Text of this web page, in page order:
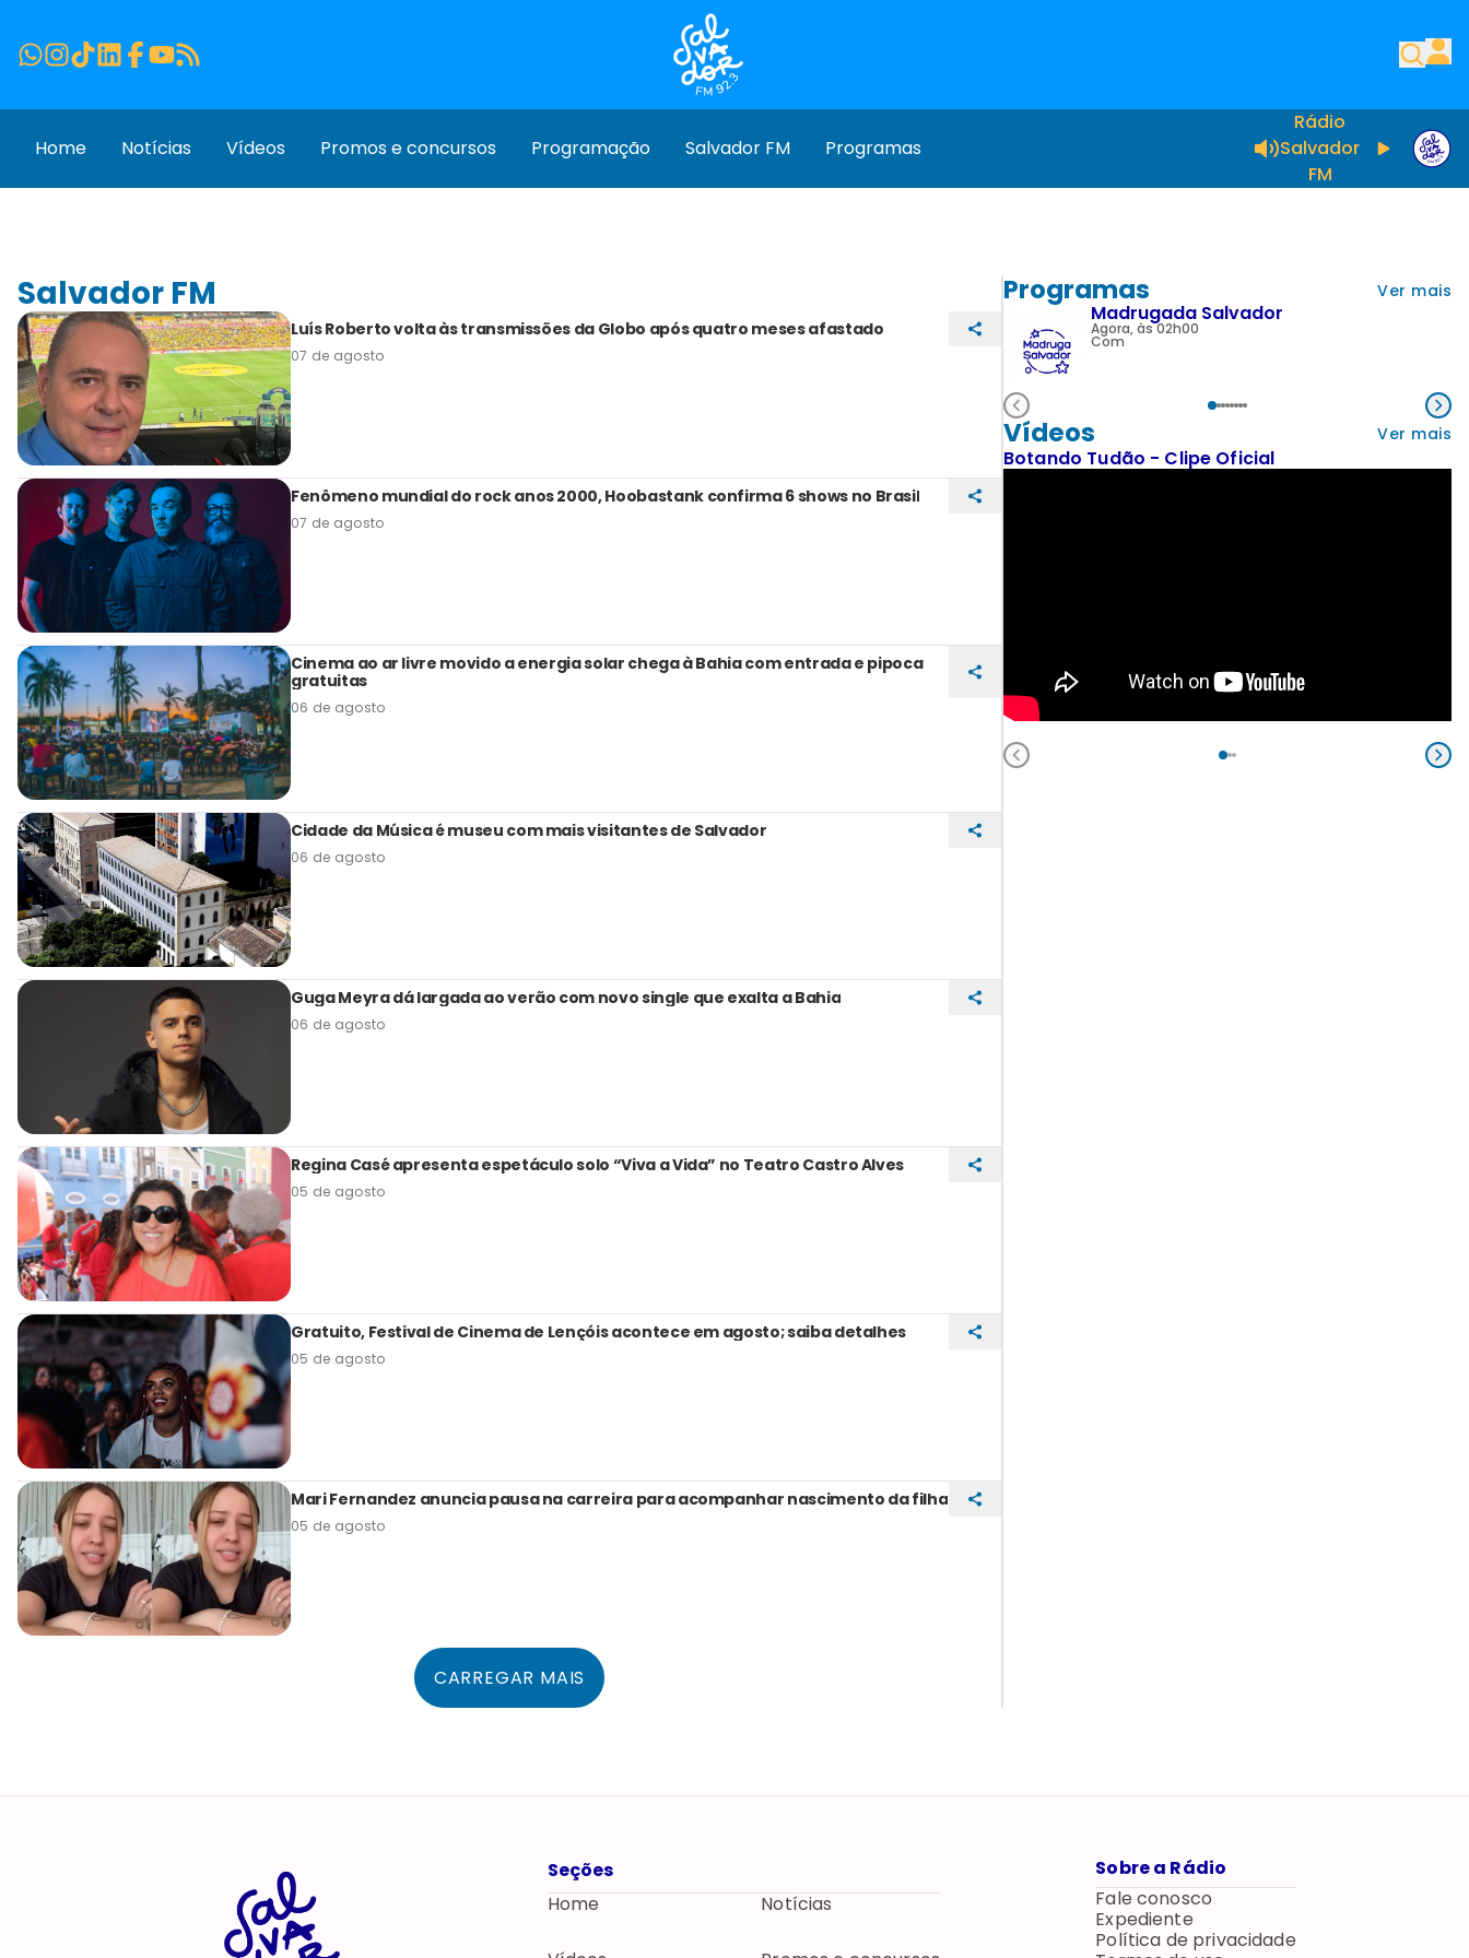
Home Notícias Vídeos Promos e concursos Programação Salvador FM Programas
Rádio
Salvador
FM
Salvador FM
Luís Roberto volta às transmissões da Globo após quatro meses afastado
07 de agosto
Fenômeno mundial do rock anos 2000, Hoobastank confirma 6 shows no Brasil
07 de agosto
Cinema ao ar livre movido a energia solar chega à Bahia com entrada e pipoca
gratuitas
06 de agosto
Cidade da Música é museu com mais visitantes de Salvador
06 de agosto
Guga Meyra dá largada ao verão com novo single que exalta a Bahia
06 de agosto
Regina Casé apresenta espetáculo solo “Viva a Vida” no Teatro Castro Alves
05 de agosto
Gratuito, Festival de Cinema de Lençóis acontece em agosto; saiba detalhes
05 de agosto
Mari Fernandez anuncia pausa na carreira para acompanhar nascimento da filha
05 de agosto
CARREGAR MAIS
Programas Ver mais
Madrugada Salvador
Agora, às 02h00
Com
Vídeos Ver mais
Botando Tudão - Clipe Oficial
Seções
Home
Notícias
Sobre a Rádio
Fale conosco
Expediente
Política de privacidade